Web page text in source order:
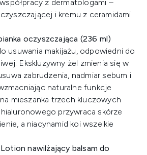
z dermatologami –
i kremu z ceramidami.
oczyszczająca (236 ml)
usuwania makijażu, odpowiedni do
Ekskluzywny żel zmienia się w
zabrudzenia, nadmiar sebum i
naturalne funkcje
mieszanka trzech kluczowych
przywraca skórze
a niacynamid koi wszelkie
nawilżający balsam do